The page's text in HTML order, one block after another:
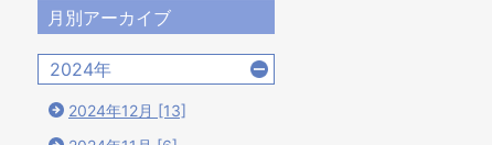
月別アーカイブ
2024年
2024年12月 [13]